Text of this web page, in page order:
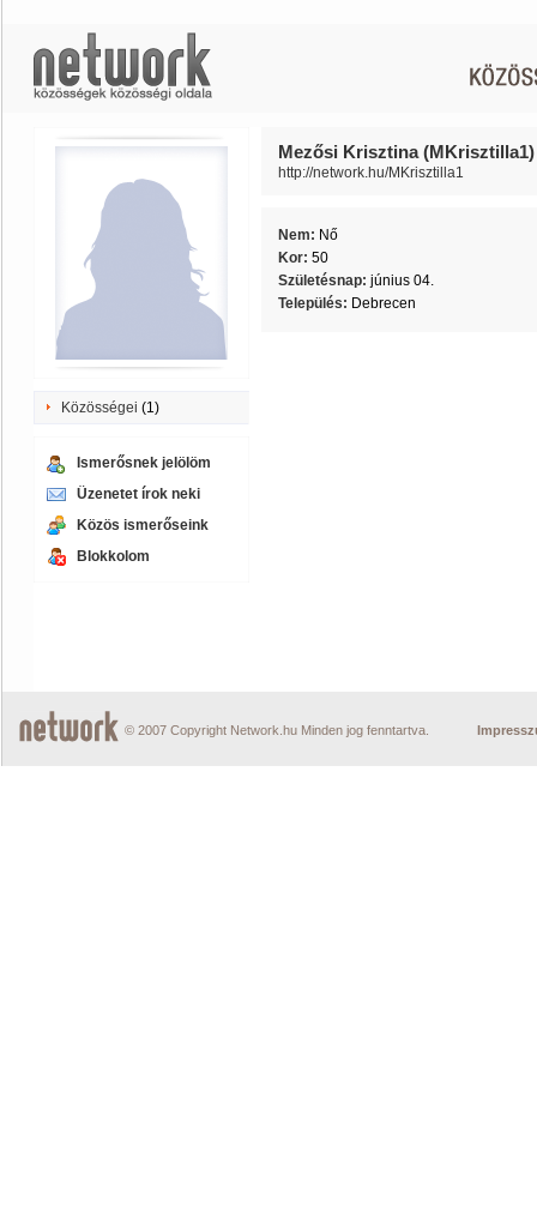
Közösségei (1)
Ismerősnek jelölöm
Üzenetet írok neki
Közös ismerőseink
Blokkolom
Mezősi Krisztina (MKrisztilla1)
http://network.hu/MKrisztilla1
Nem: Nő
Kor: 50
Születésnap: június 04.
Település: Debrecen
© 2007 Copyright Network.hu Minden jog fenntartva.